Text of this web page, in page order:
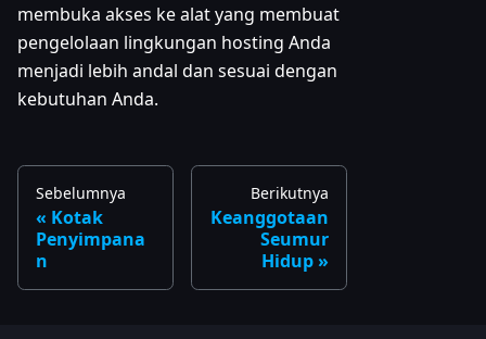
membuka akses ke alat yang membuat
pengelolaan lingkungan hosting Anda
menjadi lebih andal dan sesuai dengan
kebutuhan Anda.
Sebelumnya
Kotak
Penyimpana
n
Berikutnya
Keanggotaan
Seumur
Hidup